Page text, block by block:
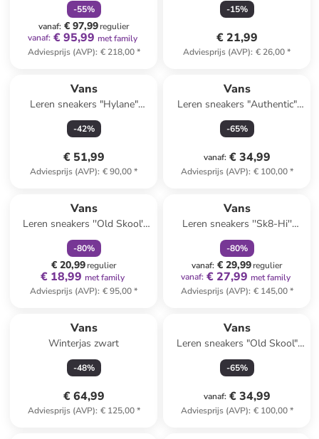
-55%
vanaf: € 97,99regulier
vanaf: € 95,99 met family
Adviesprijs (AVP): € 218,00*
-15%
€ 21,99
Adviesprijs (AVP): € 26,00*
Vans
Leren sneakers "Hylane"
camel
-42%
€ 51,99
Adviesprijs (AVP): € 90,00*
Vans
Leren sneakers "Authentic"
zwart
-65%
vanaf: € 34,99
Adviesprijs (AVP): € 100,00*
Vans
Leren sneakers ''Old Skool''
oranje
-80%
€ 20,99regulier
€ 18,99 met family
Adviesprijs (AVP): € 95,00*
Vans
Leren sneakers ''Sk8-Hi''
lichtbruin
-80%
vanaf: € 29,99regulier
vanaf: € 27,99 met family
Adviesprijs (AVP): € 145,00*
Vans
Winterjas zwart
-48%
€ 64,99
Adviesprijs (AVP): € 125,00*
Vans
Leren sneakers "Old Skool"
beige
-65%
vanaf: € 34,99
Adviesprijs (AVP): € 100,00*